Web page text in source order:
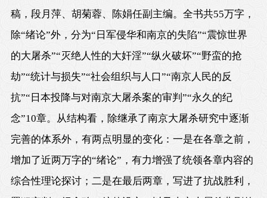
稿，段月萍、胡菊蓉、陈娟任副主编。全书共55万字，
除“绪论”外，分为“日军侵华和南京的失陷”“震惊世界
的大屠杀”“灭绝人性的大奸淫”“纵火破坏”“野蛮的抢
劫”“统计与损失”“社会组织与人口”“南京人民的反
抗”“日本投降与对南京大屠杀案的审判”“永久的纪
念”10章。从结构看，除继承了南京大屠杀研究中逐渐
完善的体系外，有两点明显的变化：一是在各章之前，
增加了近两万字的“绪论”，有力增强了统领各章内容的
综合性理论探讨；二是在最后两章，写进了抗战胜利，